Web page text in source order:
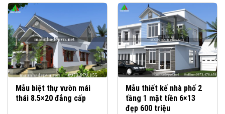
Mẫu biệt thự vườn mái
thái 8.5×20 đẳng cấp
Mẫu thiết kế nhà phố 2
tầng 1 mặt tiền 6×13
đẹp 600 triệu